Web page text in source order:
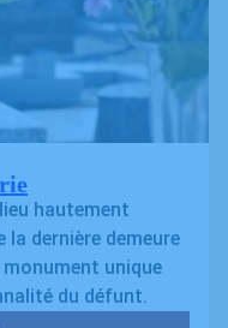
hautement
la dernière demeure
unique
du défunt.